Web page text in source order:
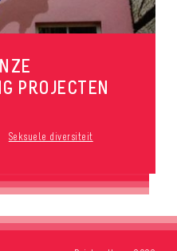
PROJECTEN
Seksuele diversiteit